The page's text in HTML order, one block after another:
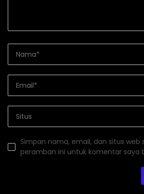
Simpan nama, email, dan situs web
peramban ini untuk komentar saya